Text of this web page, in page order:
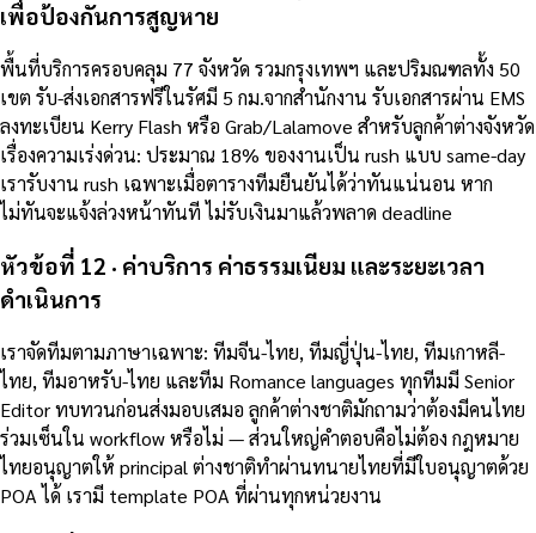
เพื่อป้องกันการสูญหาย
พื้นที่บริการครอบคลุม 77 จังหวัด รวมกรุงเทพฯ และปริมณฑลทั้ง 50
เขต รับ-ส่งเอกสารฟรีในรัศมี 5 กม.จากสำนักงาน รับเอกสารผ่าน EMS
ลงทะเบียน Kerry Flash หรือ Grab/Lalamove สำหรับลูกค้าต่างจังหวัด
เรื่องความเร่งด่วน: ประมาณ 18% ของงานเป็น rush แบบ same-day
เรารับงาน rush เฉพาะเมื่อตารางทีมยืนยันได้ว่าทันแน่นอน หาก
ไม่ทันจะแจ้งล่วงหน้าทันที ไม่รับเงินมาแล้วพลาด deadline
หัวข้อที่ 12 · ค่าบริการ ค่าธรรมเนียม และระยะเวลา
ดำเนินการ
เราจัดทีมตามภาษาเฉพาะ: ทีมจีน-ไทย, ทีมญี่ปุ่น-ไทย, ทีมเกาหลี-
ไทย, ทีมอาหรับ-ไทย และทีม Romance languages ทุกทีมมี Senior
Editor ทบทวนก่อนส่งมอบเสมอ ลูกค้าต่างชาติมักถามว่าต้องมีคนไทย
ร่วมเซ็นใน workflow หรือไม่ — ส่วนใหญ่คำตอบคือไม่ต้อง กฎหมาย
ไทยอนุญาตให้ principal ต่างชาติทำผ่านทนายไทยที่มีใบอนุญาตด้วย
POA ได้ เรามี template POA ที่ผ่านทุกหน่วยงาน